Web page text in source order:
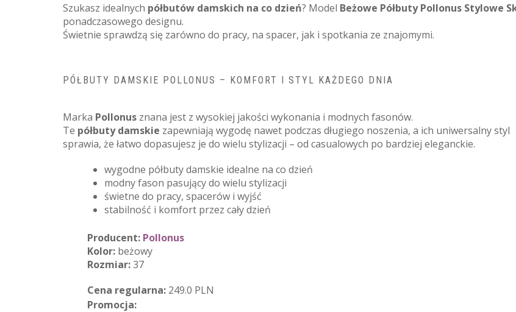
Szukasz idealnych półbutów damskich na co dzień? Model Beżowe Półbuty Pollonus Stylowe
ponadczasowego designu.
Świetnie sprawdzą się zarówno do pracy, na spacer, jak i spotkania ze znajomymi.
PÓŁBUTY DAMSKIE POLLONUS – KOMFORT I STYL KAŻDEGO DNIA
Marka Pollonus znana jest z wysokiej jakości wykonania i modnych fasonów.
Te półbuty damskie zapewniają wygodę nawet podczas długiego noszenia, a ich uniwersalny styl
sprawia, że łatwo dopasujesz je do wielu stylizacji – od casualowych po bardziej eleganckie.
wygodne półbuty damskie idealne na co dzień
modny fason pasujący do wielu stylizacji
świetne do pracy, spacerów i wyjść
stabilność i komfort przez cały dzień
Producent: Pollonus
Kolor: beżowy
Rozmiar:37
Cena regularna: 249.0 PLN
Promocja: